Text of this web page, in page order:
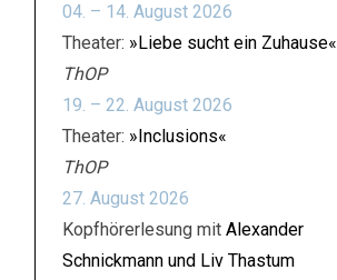
04. – 14. August 2026
Theater: »Liebe sucht ein Zuhause«
ThOP
19. – 22. August 2026
Theater: »Inclusions«
ThOP
27. August 2026
Kopfhörerlesung mit Alexander
Schnickmann und Liv Thastum